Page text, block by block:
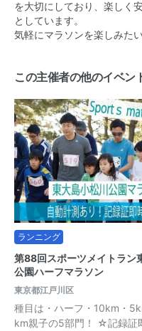
を大切にしており、楽しく
としています。
気軽にマラソンを楽しみた
この主催者の他のイベン
ランニング
第88回スポーツメイトラン
公園ハーフマラソン
東京都江戸川区
種目は・ハーフ・10km・
km親子の5部門！ ☆記録